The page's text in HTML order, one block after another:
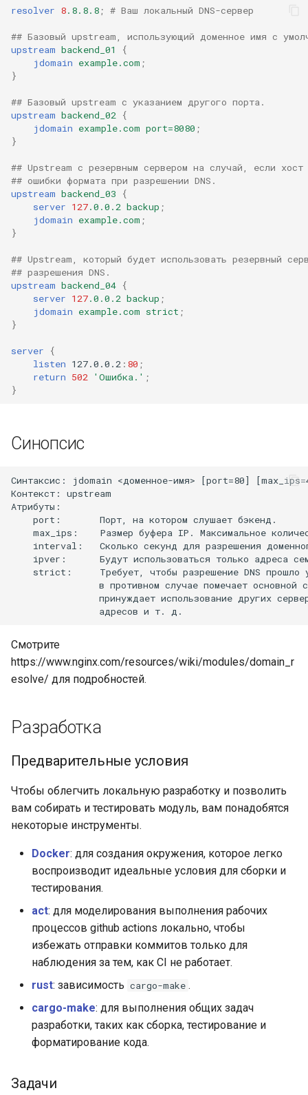
resolver 8.8.8.8 ; # Ваш локальный DNS-сервер
## Базовый upstream, использующий доменное имя с
upstream backend_01
{
jdomain example.com ;
}
## Базовый upstream с указанием другого порта.
upstream backend_02
{
jdomain example.com port=8080 ;
}
## Upstream с резервным сервером на случай, если
## ошибки формата при разрешении DNS.
upstream backend_03
{
server 127.0.0.2 backup ;
jdomain example.com ;
}
## Upstream, который будет использовать резервный
## разрешения DNS.
upstream backend_04 {
server 127.0.0.2 backup ;
jdomain example.com strict ;
}
server
{
listen 127.0.0.2 : 80 ;
return 502 'Ошибка.' ;
}
Синопсис
Синтаксис: jdomain <доменное-имя> [port=80]
Контекст: upstream
Атрибуты:
port:       Порт, на котором слушает бэкенд.
max_ips:    Размер буфера IP. Максимальное
interval:   Сколько секунд для разрешения
ipver:      Будут использоваться только адреса
strict:     Требует, чтобы разрешение DNS прошло
в противном случае помечает основной
принуждает использование других
Смотрите
https://www.nginx.com/resources/wiki/modules/domain_r
esolve/ для подробностей.
Разработка
Предварительные условия
Чтобы облегчить локальную разработку и позволить
вам собирать и тестировать модуль, вам понадобятся
некоторые инструменты.
Docker: для создания окружения, которое легко
воспроизводит идеальные условия для сборки и
тестирования.
act: для моделирования выполнения рабочих
процессов github actions локально, чтобы
избежать отправки коммитов только для
наблюдения за тем, как CI не работает.
rust: зависимость cargo-make .
cargo-make: для выполнения общих задач
разработки, таких как сборка, тестирование и
форматирование кода.
Задачи